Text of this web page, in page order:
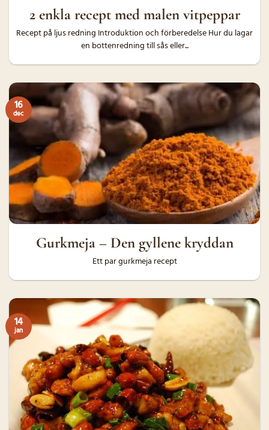
2 enkla recept med malen vitpeppar
Recept på ljus redning Introduktion och förberedelse Hur du lagar
en bottenredning till sås eller...
Gurkmeja – Den gyllene kryddan
Ett par gurkmeja recept
16
dec
14
jan